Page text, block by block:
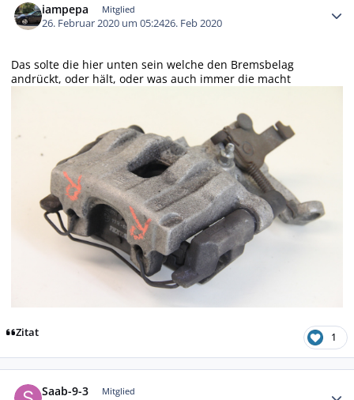
iampepa Mitglied
26. Februar 2020 um 05:2426. Feb 2020
Das solte die hier unten sein welche den Bremsbelag
andrückt, oder hält, oder was auch immer die macht
Zitat 1
Saab-9-3 Mitglied